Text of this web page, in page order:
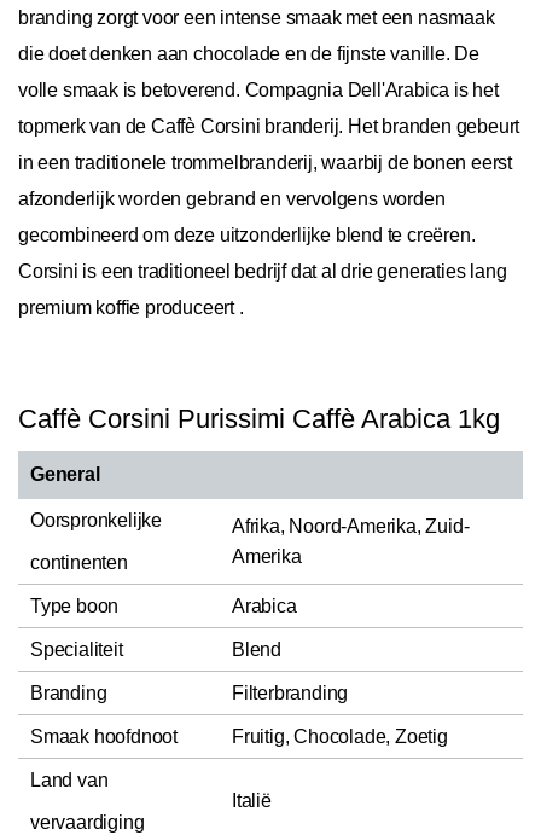
branding zorgt voor een intense smaak met een nasmaak
die doet denken aan chocolade en de fijnste vanille. De
volle smaak is betoverend. Compagnia Dell'Arabica is het
topmerk van de Caffè Corsini branderij. Het branden gebeurt
in een traditionele trommelbranderij, waarbij de bonen eerst
afzonderlijk worden gebrand en vervolgens worden
gecombineerd om deze uitzonderlijke blend te creëren.
Corsini is een traditioneel bedrijf dat al drie generaties lang
premium koffie produceert .
Caffè Corsini Purissimi Caffè Arabica 1kg
General
Oorspronkelijke
continenten
Afrika, Noord-Amerika, Zuid-
Amerika
Type boon Arabica
Specialiteit Blend
Branding Filterbranding
Smaak hoofdnoot Fruitig, Chocolade, Zoetig
Land van
vervaardiging
Italië